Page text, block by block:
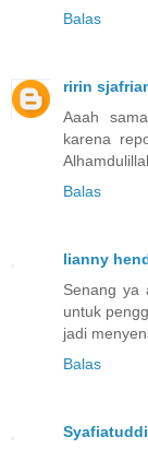
Balas
ririn
Aaah
karena
Balas
lianny
Senang ya
untuk
jadi
Balas